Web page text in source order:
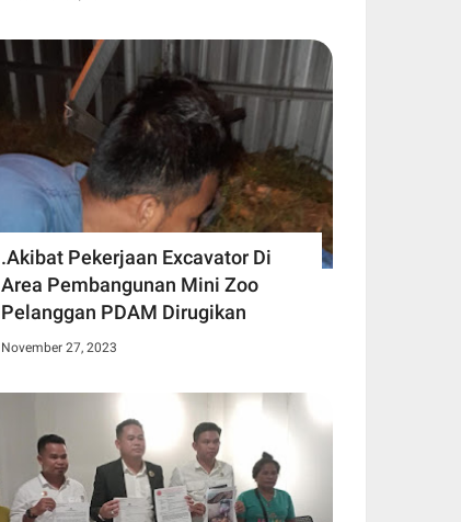
.Akibat Pekerjaan Excavator Di
Area Pembangunan Mini Zoo
Pelanggan PDAM Dirugikan
November 27, 2023